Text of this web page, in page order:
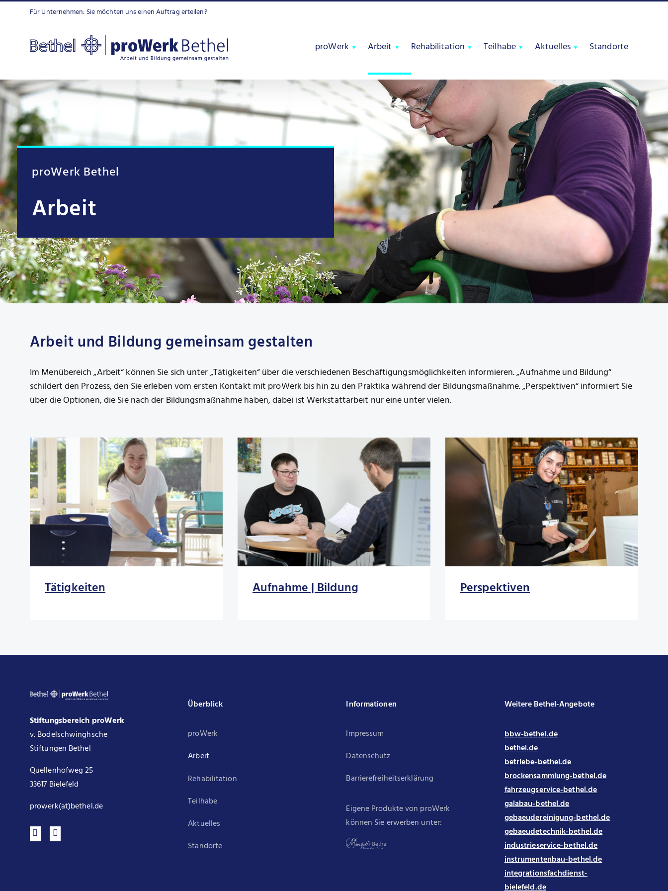
Zum
Für Unternehmen: Sie möchten uns einen Auftrag erteilen?
proWerk Arbeit Rehabilitation Teilhabe Aktuelles Standorte
proWerk Bethel
Arbeit
Arbeit und Bildung gemeinsam gestalten
Im Menübereich „Arbeit“ können Sie sich unter „Tätigkeiten“ über die verschiedenen Beschäftigungsmöglichkeiten informieren. „Aufnahme und Bildung“
schildert den Prozess, den Sie erleben vom ersten Kontakt mit proWerk bis hin zu den Praktika während der Bildungsmaßnahme. „Perspektiven“ informiert Sie
über die Optionen, die Sie nach der Bildungsmaßnahme haben, dabei ist Werkstattarbeit nur eine unter vielen.
Tätigkeiten Aufnahme | Bildung Perspektiven
Stiftungsbereich proWerk
v. Bodelschwinghsche
Stiftungen Bethel
Quellenhofweg 25
33617 Bielefeld
prowerk(at)bethel.de
Überblick
proWerk
Arbeit
Rehabilitation
Teilhabe
Aktuelles
Standorte
Informationen
Impressum
Datenschutz
Barrierefreiheitserklärung
Eigene Produkte von proWerk
können Sie erwerben unter:
Weitere Bethel-Angebote
bbw-bethel.de
bethel.de
betriebe-bethel.de
brockensammlung-bethel.de
fahrzeugservice-bethel.de
galabau-bethel.de
gebaeudereinigung-bethel.de
gebaeudetechnik-bethel.de
industrieservice-bethel.de
instrumentenbau-bethel.de
integrationsfachdienst-
bielefeld.de